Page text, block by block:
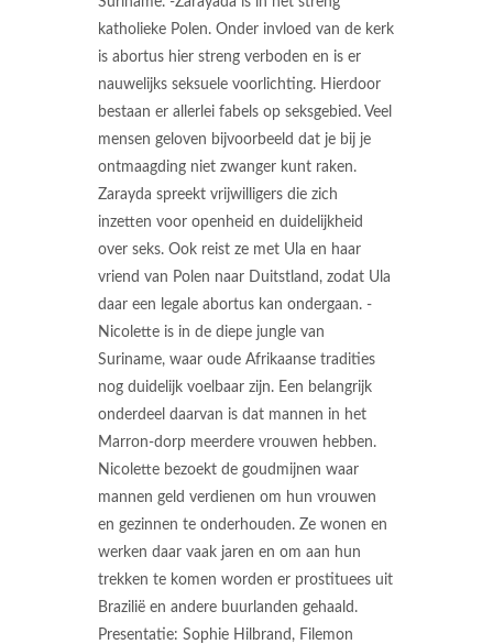
katholieke Polen. Onder invloed van de kerk
is abortus hier streng verboden en is er
nauwelijks seksuele voorlichting. Hierdoor
bestaan er allerlei fabels op seksgebied. Veel
mensen geloven bijvoorbeeld dat je bij je
ontmaagding niet zwanger kunt raken.
Zarayda spreekt vrijwilligers die zich
inzetten voor openheid en duidelijkheid
over seks. Ook reist ze met Ula en haar
vriend van Polen naar Duitstland, zodat Ula
daar een legale abortus kan ondergaan. -
Nicolette is in de diepe jungle van
Suriname, waar oude Afrikaanse tradities
nog duidelijk voelbaar zijn. Een belangrijk
onderdeel daarvan is dat mannen in het
Marron-dorp meerdere vrouwen hebben.
Nicolette bezoekt de goudmijnen waar
mannen geld verdienen om hun vrouwen
en gezinnen te onderhouden. Ze wonen en
werken daar vaak jaren en om aan hun
trekken te komen worden er prostituees uit
Brazilië en andere buurlanden gehaald.
Presentatie: Sophie Hilbrand, Filemon